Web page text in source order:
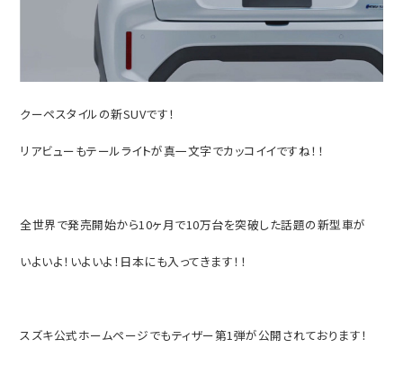
クーペスタイルの新SUVです！
リアビューもテールライトが真一文字でカッコイイですね！！
全世界で発売開始から10ヶ月で10万台を突破した話題の新型車が
いよいよ！いよいよ！日本にも入ってきます！！
スズキ公式ホームページでもティザー第1弾が公開されております！